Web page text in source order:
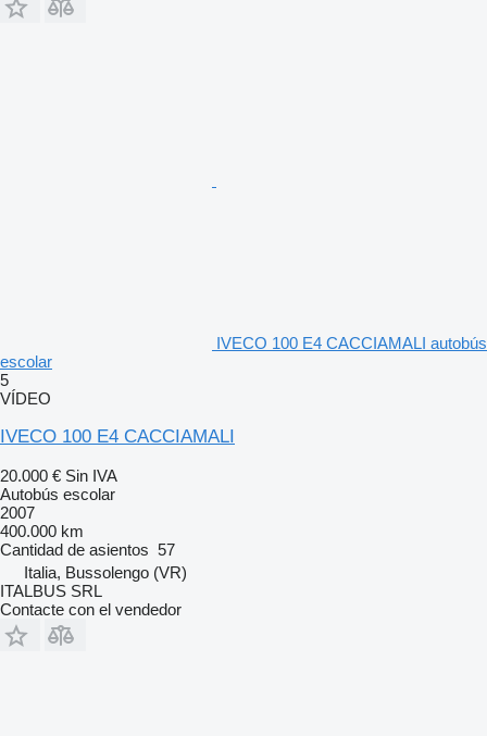
IVECO 100 E4 CACCIAMALI autobús
escolar
5
VÍDEO
IVECO 100 E4 CACCIAMALI
20.000 € Sin IVA
Autobús escolar
2007
400.000 km
Cantidad de asientos 57
Italia, Bussolengo (VR)
ITALBUS SRL
Contacte con el vendedor